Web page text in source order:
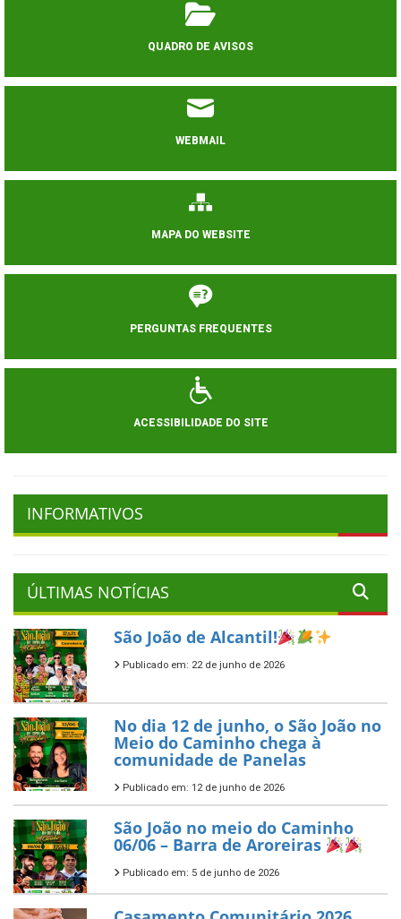
QUADRO DE AVISOS
WEBMAIL
MAPA DO WEBSITE
PERGUNTAS FREQUENTES
ACESSIBILIDADE DO SITE
INFORMATIVOS
ÚLTIMAS NOTÍCIAS
São João de Alcantil!
Publicado em: 22 de junho de 2026
No dia 12 de junho, o São João no
Meio do Caminho chega à
comunidade de Panelas
Publicado em: 12 de junho de 2026
São João no meio do Caminho
06/06 – Barra de Aroreiras
Publicado em: 5 de junho de 2026